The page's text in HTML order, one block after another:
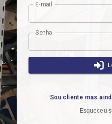
E-mail
Senha
Sou cliente mas
Esqueceu